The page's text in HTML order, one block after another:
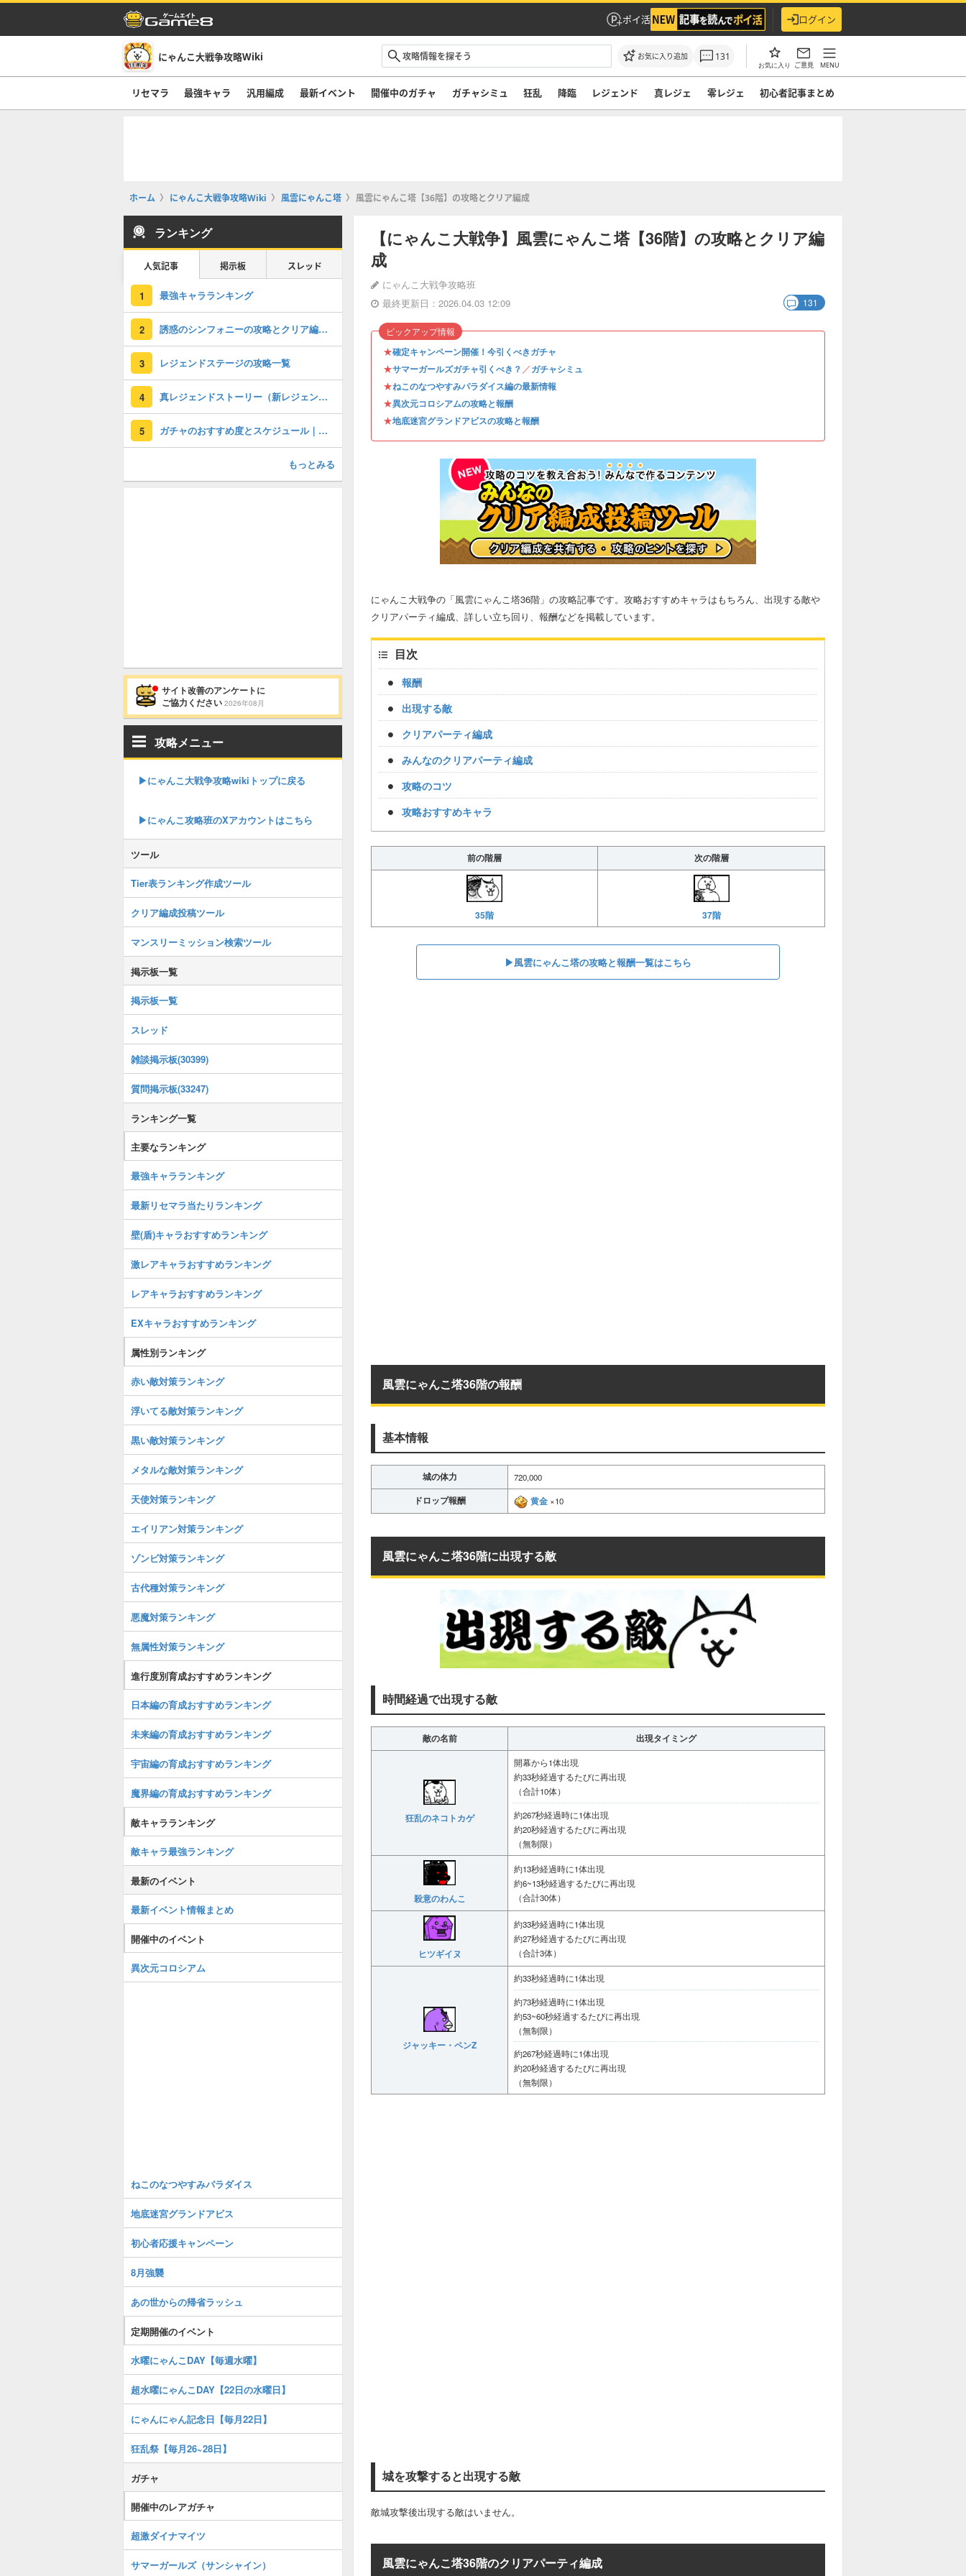
ポイ活 ログイン
にゃんこ大戦争攻略Wiki お気に入り追加 131
お気に入り ご意見 MENU
リセマラ 最強キャラ 汎用編成 最新イベント 開催中のガチャ ガチャシミュ 狂乱 降臨 レジェンド 真レジェ 零レジェ 初心者記事まとめ
ホーム にゃんこ大戦争攻略Wiki 風雲にゃんこ塔 風雲にゃんこ塔【36階】の攻略とクリア編成
【にゃんこ大戦争】風雲にゃんこ塔【36階】の攻略とクリア編
成
にゃんこ大戦争攻略班
最終更新日：2026.04.03 12:09
131
★確定キャンペーン開催！今引くべきガチャ
★サマーガールズガチャ引くべき？ ／ガチャシミュ
★ねこのなつやすみパラダイス編の最新情報
★異次元コロシアムの攻略と報酬
★地底迷宮グランドアビスの攻略と報酬
ピックアップ情報
にゃんこ大戦争の「風雲にゃんこ塔36階」の攻略記事です。攻略おすすめキャラはもちろん、出現する敵や
クリアパーティ編成、詳しい立ち回り、報酬などを掲載しています。
目次
報酬
出現する敵
クリアパーティ編成
みんなのクリアパーティ編成
攻略のコツ
攻略おすすめキャラ
前の階層 次の階層
35階 37階
▶︎風雲にゃんこ塔の攻略と報酬一覧はこちら
風雲にゃんこ塔36階の報酬
基本情報
城の体力 720,000
ドロップ報酬 黄金 ×10
風雲にゃんこ塔36階に出現する敵
時間経過で出現する敵
敵の名前 出現タイミング
狂乱のネコトカゲ
開幕から1体出現
約33秒経過するたびに再出現
（合計10体）
約267秒経過時に1体出現
約20秒経過するたびに再出現
（無制限）
殺意のわんこ
約13秒経過時に1体出現
約6~13秒経過するたびに再出現
（合計30体）
ヒツギイヌ
約33秒経過時に1体出現
約27秒経過するたびに再出現
（合計3体）
ジャッキー・ペンZ
約33秒経過時に1体出現
約73秒経過時に1体出現
約53~60秒経過するたびに再出現
（無制限）
約267秒経過時に1体出現
約20秒経過するたびに再出現
（無制限）
城を攻撃すると出現する敵
敵城攻撃後出現する敵はいません。
風雲にゃんこ塔36階のクリアパーティ編成
ランキング
人気記事 掲示板 スレッド
1 最強キャラランキング
2 誘惑のシンフォニーの攻略とクリア編成｜アビスステージ対応
3 レジェンドステージの攻略一覧
4 真レジェンドストーリー（新レジェンド）の攻略一覧
5 ガチャのおすすめ度とスケジュール｜今引くべきガチャ
もっとみる
サイト改善のアンケートに
ご協力ください 2026年08月
攻略メニュー
▶︎にゃんこ大戦争攻略wikiトップに戻る
▶︎にゃんこ攻略班のXアカウントはこちら
ツール
Tier表ランキング作成ツール
クリア編成投稿ツール
マンスリーミッション検索ツール
掲示板一覧
掲示板一覧
スレッド
雑談掲示板(30399)
質問掲示板(33247)
ランキング一覧
主要なランキング
最強キャラランキング
最新リセマラ当たりランキング
壁(盾)キャラおすすめランキング
激レアキャラおすすめランキング
レアキャラおすすめランキング
EXキャラおすすめランキング
属性別ランキング
赤い敵対策ランキング
浮いてる敵対策ランキング
黒い敵対策ランキング
メタルな敵対策ランキング
天使対策ランキング
エイリアン対策ランキング
ゾンビ対策ランキング
古代種対策ランキング
悪魔対策ランキング
無属性対策ランキング
進行度別育成おすすめランキング
日本編の育成おすすめランキング
未来編の育成おすすめランキング
宇宙編の育成おすすめランキング
魔界編の育成おすすめランキング
敵キャラランキング
敵キャラ最強ランキング
最新のイベント
最新イベント情報まとめ
開催中のイベント
異次元コロシアム
ねこのなつやすみパラダイス
地底迷宮グランドアビス
初心者応援キャンペーン
8月強襲
あの世からの帰省ラッシュ
定期開催のイベント
水曜にゃんこDAY【毎週水曜】
超水曜にゃんこDAY【22日の水曜日】
にゃんにゃん記念日【毎月22日】
狂乱祭【毎月26~28日】
ガチャ
開催中のレアガチャ
超激ダイナマイツ
サマーガールズ（サンシャイン）